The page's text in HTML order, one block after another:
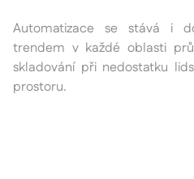
Automatizace se stává i
trendem v každé oblasti
skladování při nedostatku
prostoru.